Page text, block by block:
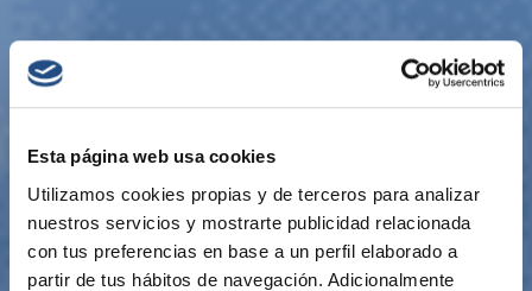
Esta página web usa cookies
Utilizamos cookies propias y de terceros para analizar
nuestros servicios y mostrarte publicidad relacionada
con tus preferencias en base a un perfil elaborado a
partir de tus hábitos de navegación. Adicionalmente